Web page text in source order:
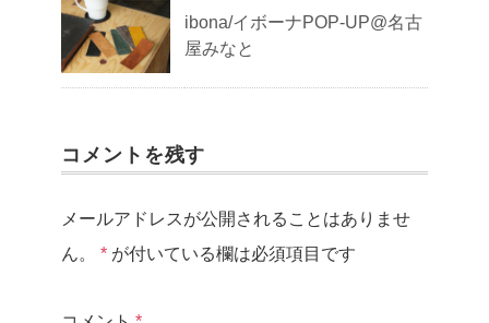
ibona/イボーナPOP-UP@名古
屋みなと
コメントを残す
メールアドレスが公開されることはありませ
ん。
* が付いている欄は必須項目です